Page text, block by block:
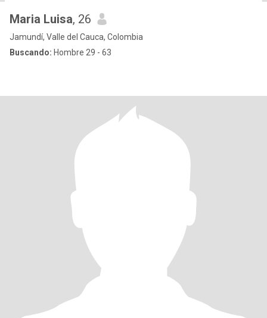
Maria Luisa, 26
Jamundí, Valle del Cauca, Colombia
Buscando: Hombre 29 - 63